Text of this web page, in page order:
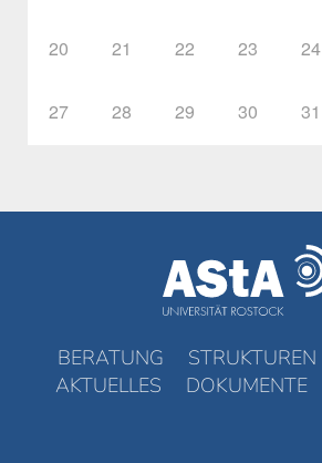
20 21 22 23 24
27 28 29 30 31
BERATUNG STRUKTUREN
AKTUELLES
DOKUMENTE